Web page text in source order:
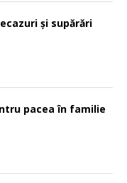
și supărări
pacea în familie